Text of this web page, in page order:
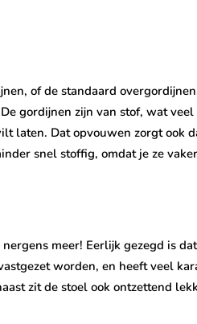
of de standaard
gordijnen zijn van stof, wat
laten. Dat opvouwen zorgt ook
snel stoffig, omdat je ze
meer! Eerlijk gezegd is
worden, en heeft veel
zit de stoel ook ontzettend